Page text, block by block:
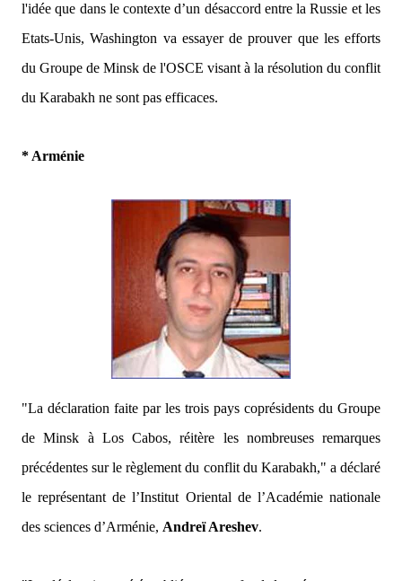
l'idée que dans le contexte d’un désaccord entre la Russie et les
Etats-Unis, Washington va essayer de prouver que les efforts
du Groupe de Minsk de l'OSCE visant à la résolution du conflit
du Karabakh ne sont pas efficaces.
* Arménie
"La déclaration faite par les trois pays coprésidents du Groupe
de Minsk à Los Cabos, réitère les nombreuses remarques
précédentes sur le règlement du conflit du Karabakh," a déclaré
le représentant de l’Institut Oriental de l’Académie nationale
des sciences d’Arménie, Andreï Areshev.